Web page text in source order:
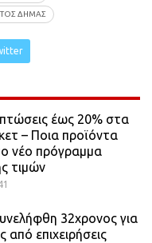
ΔΉΜΑΣ
έως 20% στα
– Ποια προϊόντα
νέο πρόγραμμα
τιμών
32χρονος για
από επιχειρήσεις